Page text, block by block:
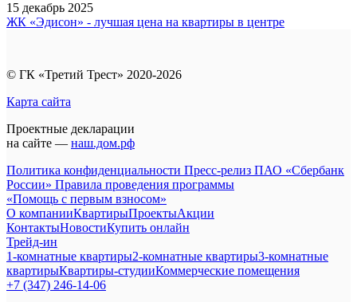
15 декабрь 2025
ЖК «Эдисон» - лучшая цена на квартиры в центре
© ГК «Третий Трест» 2020-2026
Карта сайта
Проектные декларации
на сайте — наш.дом.рф
Политика конфиденциальности Пресс-релиз ПАО «Сбербанк
России» Правила проведения программы
«Помощь с первым взносом»
О компанииКвартирыПроектыАкции
КонтактыНовостиКупить онлайн
Трейд-ин
1-комнатные квартиры2-комнатные квартиры3-комнатные
квартирыКвартиры-студииКоммерческие помещения
+7 (347) 246-14-06